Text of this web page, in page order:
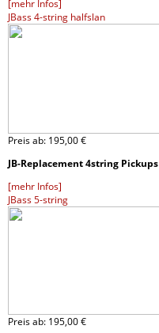
[mehr Infos]
JBass 4-string halfslan
Preis ab: 195,00 €
JB-Replacement 4string Pickups
[mehr Infos]
JBass 5-string
Preis ab: 195,00 €